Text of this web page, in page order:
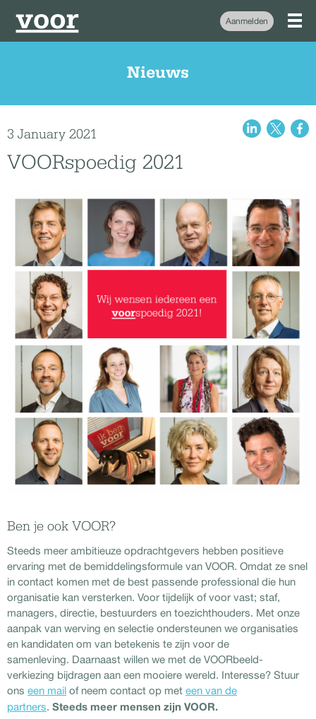
Aanmelden
Nieuws
3 January 2021
VOORspoedig 2021
Ben je ook VOOR?
Steeds meer ambitieuze opdrachtgevers hebben positieve
ervaring met de bemiddelingsformule van VOOR. Omdat ze snel
in contact komen met de best passende professional die hun
organisatie kan versterken. Voor tijdelijk of voor vast; staf,
managers, directie, bestuurders en toezichthouders. Met onze
aanpak van werving en selectie ondersteunen we organisaties
en kandidaten om van betekenis te zijn voor de
samenleving. Daarnaast willen we met de VOORbeeld-
verkiezing bijdragen aan een mooiere wereld. Interesse? Stuur
ons een mail of neem contact op met een van de
partners. Steeds meer mensen zijn VOOR.